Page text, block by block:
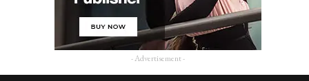
- Advertisement -